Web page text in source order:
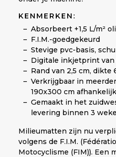
KENMERKEN:
Absorbeert +1,5 L/m²
F.I.M.-goedgekeurd
Stevige pvc-basis,
Digitale inkjetprint
Rand van 2,5 cm, dikte
Verkrijgbaar in
190x300 cm
Gemaakt in het
levering binnen 3
Milieumatten zijn nu
volgens de F.I.M.
Motocyclisme (FIM)). Een